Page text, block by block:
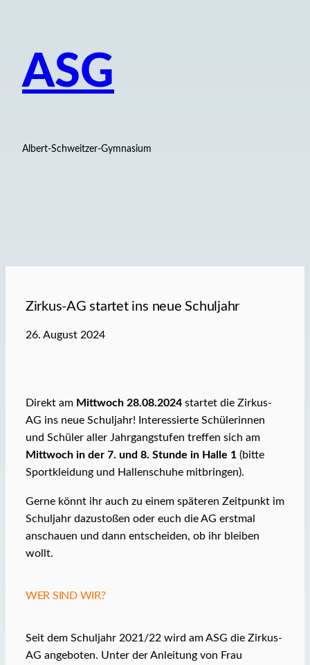
ASG
Albert-Schweitzer-Gymnasium
Zirkus-AG startet ins neue Schuljahr
26. August 2024
Direkt am Mittwoch 28.08.2024startet die Zirkus-
AG ins neue Schuljahr! Interessierte Schülerinnen
und Schüler aller Jahrgangstufen treffen sich am
Mittwoch in der 7. und 8. Stunde in Halle 1(bitte
Sportkleidung und Hallenschuhe mitbringen).
Gerne könnt ihr auch zu einem späteren Zeitpunkt im
Schuljahr dazustoßen oder euch die AG erstmal
anschauen und dann entscheiden, ob ihr bleiben
wollt.
WER SIND WIR?
Seit dem Schuljahr 2021/22 wird am ASG die Zirkus-
AG angeboten. Unter der Anleitung von Frau